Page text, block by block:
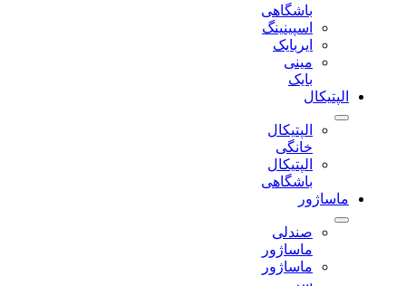
باشگاهی
اسپینینگ
ایربایک
مینی
الپتیکال
الپتیکال
خانگی
الپتیکال
باشگاهی
ماساژور
صندلی
ماساژور
ماساژور